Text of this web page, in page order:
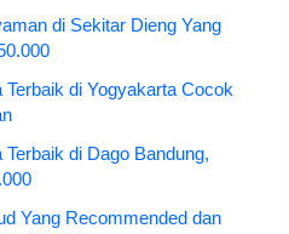
di Sekitar Dieng Yang
di Yogyakarta Cocok
di Dago Bandung,
Yang Recommended dan